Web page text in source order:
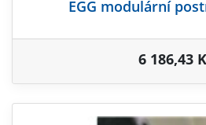
EGG modulární
6 186,43